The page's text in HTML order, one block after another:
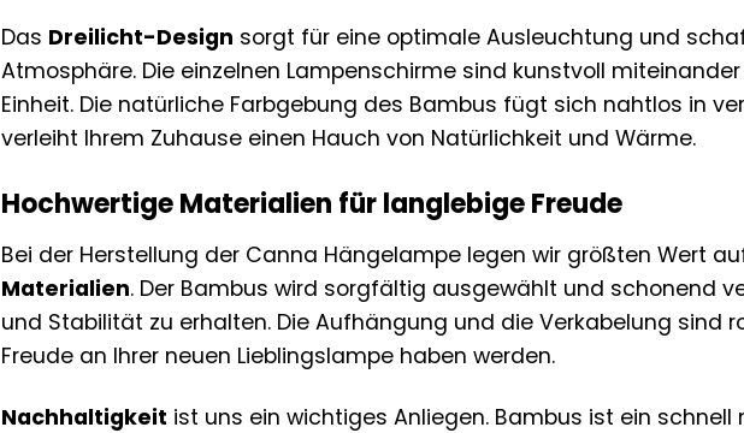
Das Dreilicht-Design sorgt für eine optimale Ausleuchtung und
Atmosphäre. Die einzelnen Lampenschirme sind kunstvoll
Einheit. Die natürliche Farbgebung des Bambus fügt sich nahtlos in
verleiht Ihrem Zuhause einen Hauch von Natürlichkeit und Wärme.
Hochwertige Materialien für langlebige Freude
Bei der Herstellung der Canna Hängelampe legen wir größten Wert
Materialien. Der Bambus wird sorgfältig ausgewählt und schonend
und Stabilität zu erhalten. Die Aufhängung und die Verkabelung sind
Freude an Ihrer neuen Lieblingslampe haben werden.
Nachhaltigkeit ist uns ein wichtiges Anliegen. Bambus ist ein